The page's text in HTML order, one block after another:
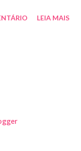
R$19,99 .
LEIA MAIS